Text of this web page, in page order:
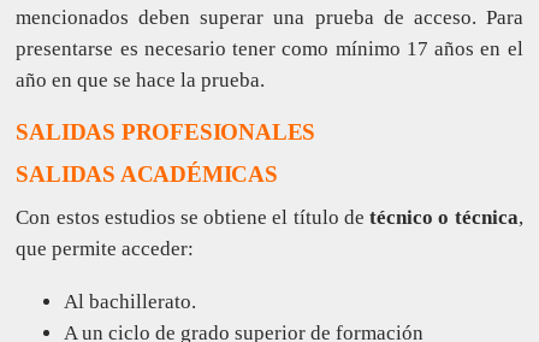
mencionados deben superar una prueba de acceso. Para
presentarse es necesario tener como mínimo 17 años en el
año en que se hace la prueba.
SALIDAS PROFESIONALES
SALIDAS ACADÉMICAS
Con estos estudios se obtiene el título detécnico o técnica,
que permite acceder:
Al bachillerato.
A un ciclo de grado superior de formación